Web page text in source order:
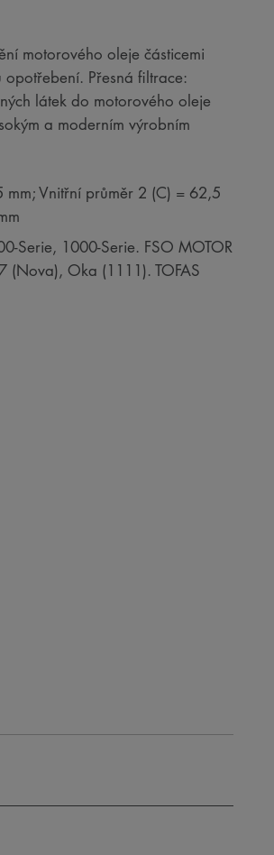
motorového oleje částicemi
Přesná filtrace:
látek do motorového oleje
a moderním výrobním
Vnitřní průměr 2 (C) = 62,5
Serie, 1000-Serie. FSO MOTOR
Oka (1111). TOFAS